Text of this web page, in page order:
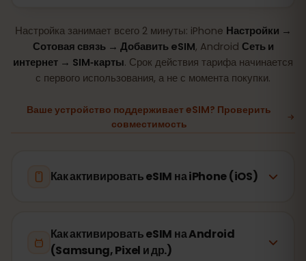
Настройка занимает всего 2 минуты: iPhone Настройки →
Сотовая связь → Добавить eSIM, Android Сеть и
интернет → SIM‑карты. Срок действия тарифа начинается
с первого использования, а не с момента покупки.
Ваше устройство поддерживает eSIM? Проверить
совместимость
Как активировать eSIM на iPhone (iOS)
Как активировать eSIM на Android
(Samsung, Pixel и др.)